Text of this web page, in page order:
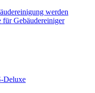
werden
für Gebäudereiniger
Deluxe